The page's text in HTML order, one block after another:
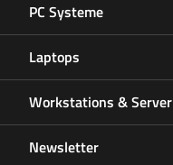
PC Systeme
Laptops
Workstations & Server
Newsletter